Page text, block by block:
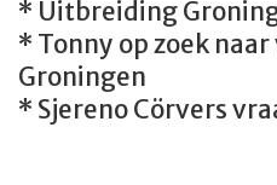
* Uitbreiding
* Tonny op zoek
Groningen
* Sjereno Cörvers